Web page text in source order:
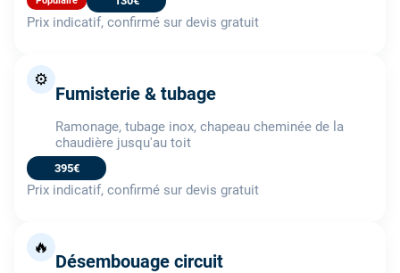
Prix indicatif, confirmé sur devis gratuit
⚙️
Fumisterie & tubage
Ramonage, tubage inox, chapeau cheminée de la
chaudière jusqu'au toit
395€
Prix indicatif, confirmé sur devis gratuit
🔥
Désembouage circuit